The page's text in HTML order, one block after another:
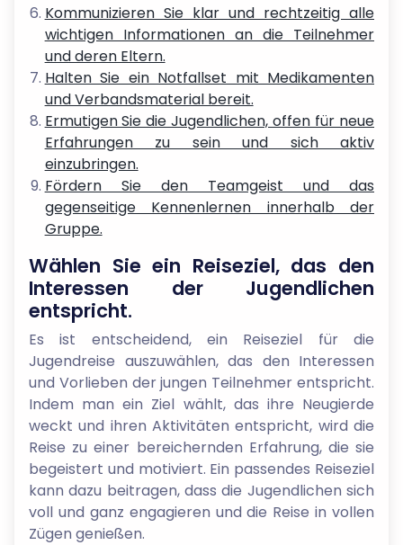
Kommunizieren Sie klar und rechtzeitig alle
wichtigen Informationen an die Teilnehmer
und deren Eltern.
Halten Sie ein Notfallset mit Medikamenten
und Verbandsmaterial bereit.
Ermutigen Sie die Jugendlichen, offen für neue
Erfahrungen zu sein und sich aktiv
einzubringen.
Fördern Sie den Teamgeist und das
gegenseitige Kennenlernen innerhalb der
Gruppe.
Wählen Sie ein Reiseziel, das den
Interessen der Jugendlichen
entspricht.
Es ist entscheidend, ein Reiseziel für die
Jugendreise auszuwählen, das den Interessen
und Vorlieben der jungen Teilnehmer entspricht.
Indem man ein Ziel wählt, das ihre Neugierde
weckt und ihren Aktivitäten entspricht, wird die
Reise zu einer bereichernden Erfahrung, die sie
begeistert und motiviert. Ein passendes Reiseziel
kann dazu beitragen, dass die Jugendlichen sich
voll und ganz engagieren und die Reise in vollen
Zügen genießen.